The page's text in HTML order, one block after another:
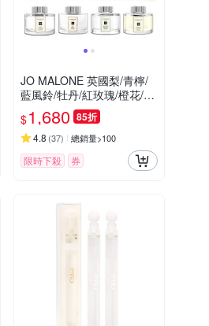
JO MALONE 英國梨/青檸/
藍風鈴/牡丹/紅玫瑰/橙花/鼠
尾草與海鹽 滿室幽香藤枝擴
香組 165ML 附原廠提袋
$1,680 85折
4.8 (37) 總銷量>100
限時下殺 券